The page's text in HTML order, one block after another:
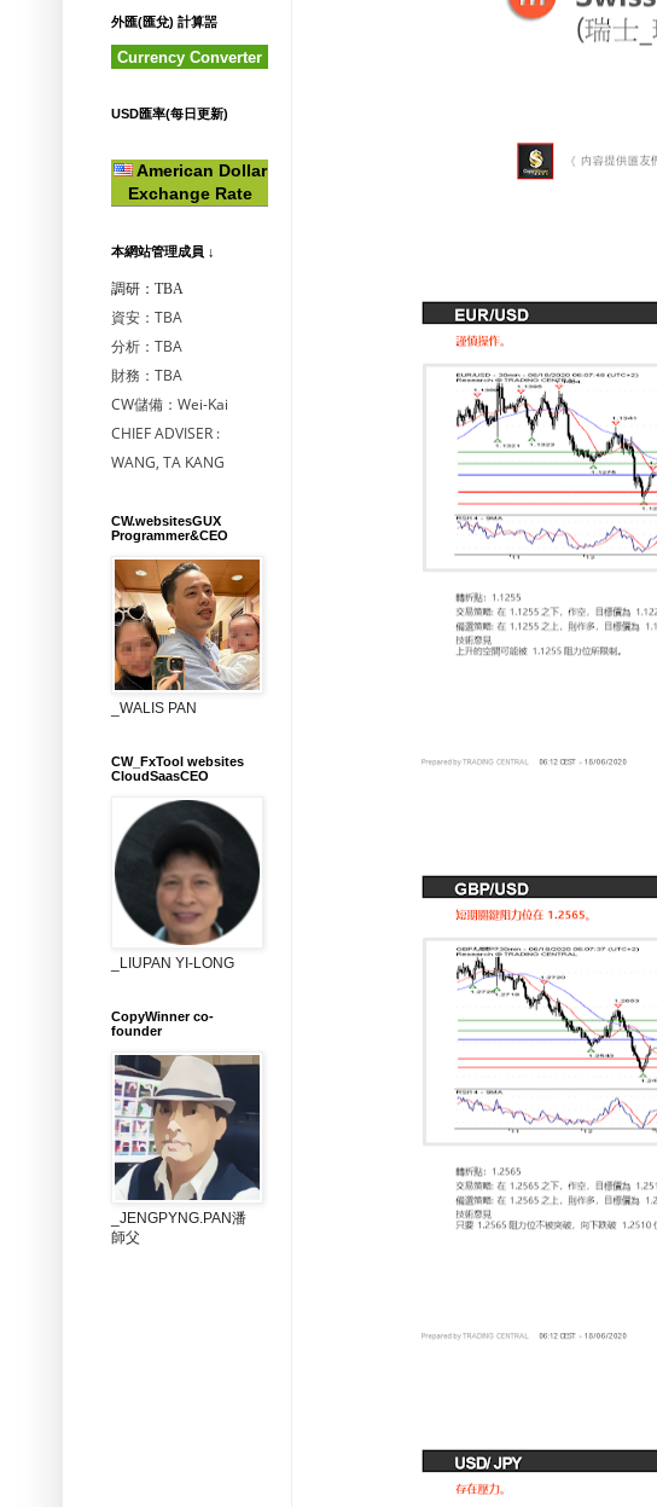
外匯(匯兌) 計算噐
Currency Converter
USD匯率(每日更新)
American Dollar
Exchange Rate
本網站管理成員 ↓
調研：TBA
資安：TBA
分析：TBA
財務：TBA
CW儲備：Wei-Kai
CHIEF ADVISER :
WANG, TA KANG
CW.websitesGUX
Programmer&CEO
_WALIS PAN
CW_FxTool websites
CloudSaasCEO
_LIUPAN YI-LONG
CopyWinner co-
founder
_JENGPYNG.PAN潘
師父